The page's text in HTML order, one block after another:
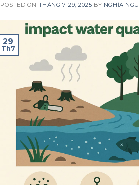
POSTED ON THÁNG 7 29, 2025 BY NGHĨA
29
Th7